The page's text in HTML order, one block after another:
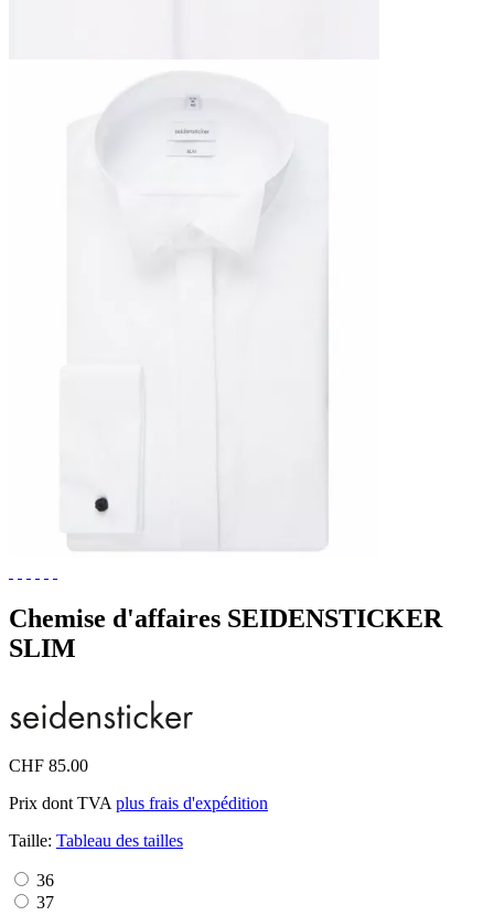
Chemise d'affaires SEIDENSTICKER
SLIM
CHF 85.00
Prix dont TVA plus frais d'expédition
Taille: Tableau des tailles
36
37